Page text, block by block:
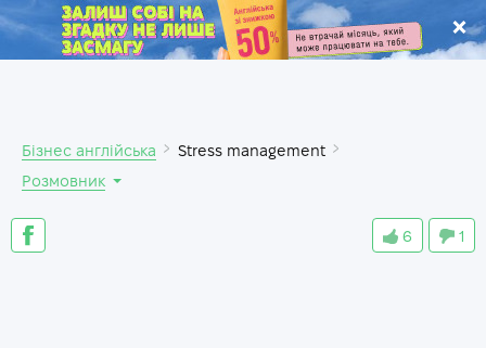
.
Бізнес англійська
Stress management
Розмовник
6 1